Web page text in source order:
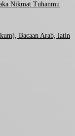
Nikmat Tuhanmu
Bacaan Arab, latin